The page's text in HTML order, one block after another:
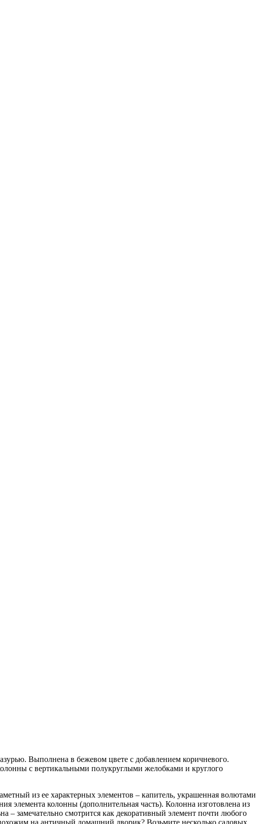
Выполнена в бежевом цвете с добавлением коричневого.
c вертикальными полукруглыми желобками и круглого
из ее характерных элементов – капитель, украшенная волютами
элемента колонны (дополнительная часть). Колонна изготовлена из
– замечательно смотрится как декоративный элемент почти любого
на античный домашний дворик? Возьмите несколько садовых